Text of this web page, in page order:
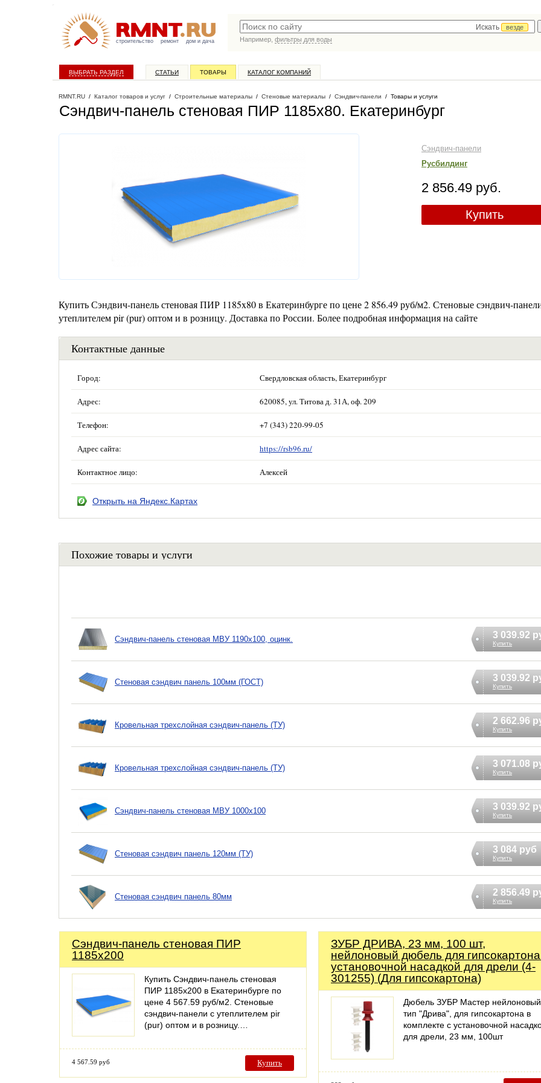
строительство ремонт дом и дача
Искать
везде
Например, фильтры для воды
ВЫБРАТЬ РАЗДЕЛ СТАТЬИ ТОВАРЫ КАТАЛОГ КОМПАНИЙ
RMNT.RU / Каталог товаров и услуг / Строительные материалы / Стеновые материалы / Сэндвич-панели / Товары и услуги
Сэндвич-панель стеновая ПИР 1185x80. Екатеринбург
Сэндвич-панели
Русбилдинг
2 856.49 руб.
Купить
Купить Сэндвич-панель стеновая ПИР 1185x80 в Екатеринбурге по цене 2 856.49 руб/м2. Стеновые сэндвич-
утеплителем pir (pur) оптом и в розницу. Доставка по России. Более подробная информация на сайте
Контактные данные
Город: Свердловская область, Екатеринбург
Адрес: 620085, ул. Титова д. 31А, оф. 209
Телефон: +7 (343) 220-99-05
Адрес сайта: https://rsb96.ru/
Контактное лицо: Алексей
Открыть на Яндекс.Картах
Похожие товары и услуги
Сэндвич-панель стеновая МВУ 1190x100, оцинк. 3 039.92
Купить
Стеновая сэндвич панель 100мм (ГОСТ) 3 039.92
Купить
Кровельная трехслойная сэндвич-панель (ТУ) 2 662.96
Купить
Кровельная трехслойная сэндвич-панель (ТУ) 3 071.08
Купить
Сэндвич-панель стеновая МВУ 1000x100 3 039.92
Купить
Стеновая сэндвич панель 120мм (ТУ) 3 084 руб
Купить
Стеновая сэндвич панель 80мм 2 856.49
Купить
Сэндвич-панель стеновая ПИР
1185x200
Купить Сэндвич-панель стеновая
ПИР 1185x200 в Екатеринбурге по
цене 4 567.59 руб/м2. Стеновые
сэндвич-панели с утеплителем pir
(pur) оптом и в розницу.…
4 567.59 руб Купить
ЗУБР ДРИВА, 23 мм, 100 шт,
нейлоновый дюбель для
установочной насадкой для дрели (4-
301255) (Для гипсокартона)
Дюбель ЗУБР Мастер
тип "Дрива", для гипсокартона в
комплекте с установочной
для дрели, 23 мм, 100шт